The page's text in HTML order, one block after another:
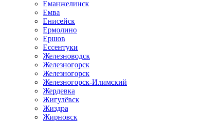
Еманжелинск
Емва
Енисейск
Ермолино
Ершов
Ессентуки
Железноводск
Железногорск
Железногорск
Железногорск-Илимский
Жердевка
Жигулёвск
Жиздра
Жирновск